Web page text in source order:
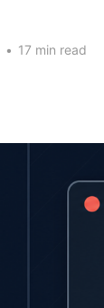
• 17 min read